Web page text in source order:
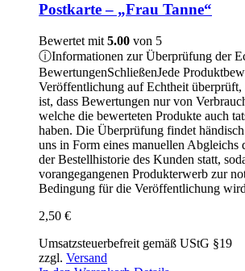
Postkarte – „Frau Tanne“
Bewertet mit 5.00 von 5
ⓘInformationen zur Überprüfung der
BewertungenSchließenJede
Veröffentlichung auf Echtheit überprüft,
ist, dass Bewertungen nur von
welche die bewerteten Produkte auch
haben. Die Überprüfung findet
uns in Form eines manuellen Abgleichs
der Bestellhistorie des Kunden statt,
vorangegangenen Produkterwerb zur
Bedingung für die Veröffentlichung
2,50 €
Umsatzsteuerbefreit gemäß UStG §19
zzgl. Versand